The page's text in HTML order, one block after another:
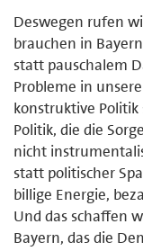
Deswegen rufen
brauchen in
statt pauschalem
Probleme in
konstruktive
Politik, die die
nicht
statt politischer
billige Energie,
Und das schaffen
Bayern, das die